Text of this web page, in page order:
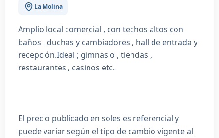
La Molina
Amplio local comercial , con techos altos con
baños , duchas y cambiadores , hall de entrada y
recepción.Ideal ; gimnasio , tiendas ,
restaurantes , casinos etc.
El precio publicado en soles es referencial y
puede variar según el tipo de cambio vigente al